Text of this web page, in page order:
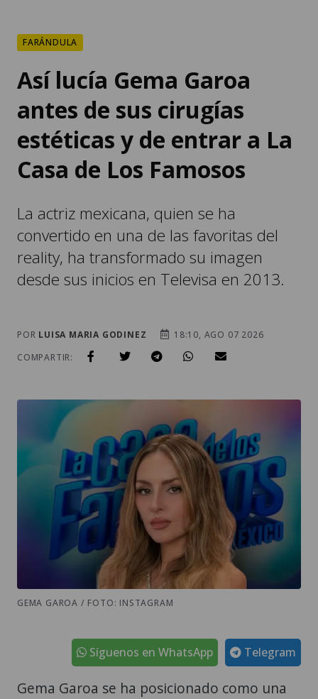
FARÁNDULA
Así lucía Gema Garoa
antes de sus cirugías
estéticas y de entrar a La
Casa de Los Famosos
La actriz mexicana, quien se ha
convertido en una de las favoritas del
reality, ha transformado su imagen
desde sus inicios en Televisa en 2013.
POR LUISA MARIA GODINEZ
18:10, AGO 07 2026
COMPARTIR:
GEMA GAROA / FOTO: INSTAGRAM
Telegram
Síguenos en WhatsApp
Gema Garoa se ha posicionado como una